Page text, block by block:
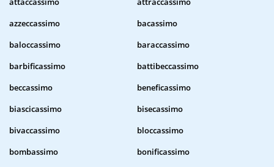
azzeccassimo
bacassimo
baloccassimo
baraccassimo
barbificassimo
battibeccassimo
beccassimo
beneficassimo
biascicassimo
bisecassimo
bivaccassimo
bloccassimo
bombassimo
bonificassimo